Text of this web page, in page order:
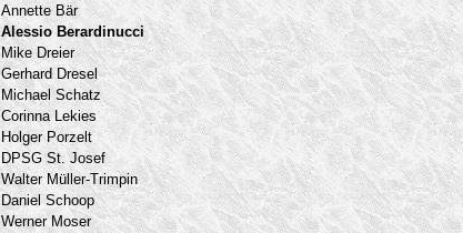
Annette Bär
Alessio Berardinucci
Mike Dreier
Gerhard Dresel
Michael Schatz
Corinna Lekies
Holger Porzelt
DPSG St. Josef
Walter Müller-Trimpin
Daniel Schoop
Werner Moser